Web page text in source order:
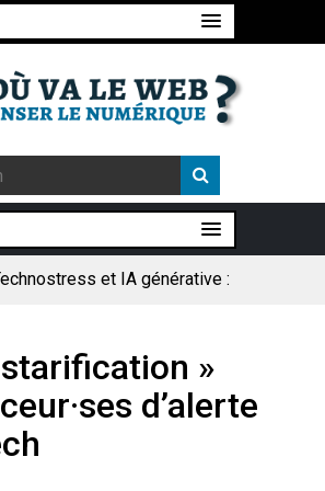
et IA générative :
Pourquoi les études qui
prévoient la fin de l’emploi « à
cause » de l’IA se plantent-
toujours ?
Le consultant : une lecture
»
d’alerte